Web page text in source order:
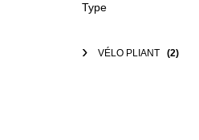
Type
VÉLO PLIANT (2)